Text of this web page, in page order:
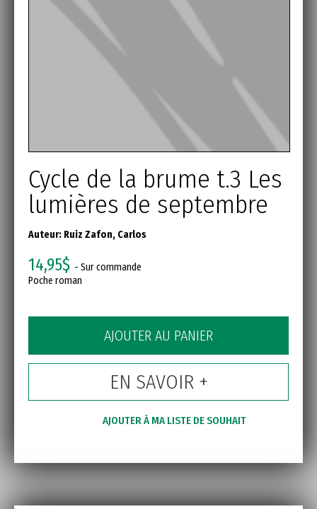
Cycle de la brume t.3 Les
lumières de septembre
Auteur: Ruiz Zafon, Carlos
14,95$ - Sur commande
Poche roman
AJOUTER AU PANIER
EN SAVOIR +
AJOUTER À MA LISTE DE SOUHAIT